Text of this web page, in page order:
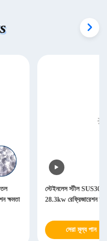
ক্ষমতা
স্টেইনলেস স্টীল SUS304
28.3kw রেফ্রিজারেশন
সেরা মূল্য পান